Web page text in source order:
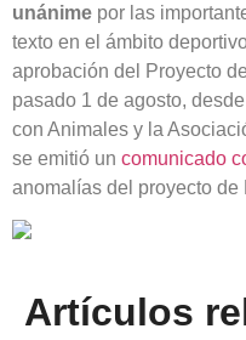
unánime por las
texto en el ámbito
aprobación del Proyecto
pasado 1 de agosto,
con Animales y la
se emitió un comunicado
anomalías del proyecto de
Artículos